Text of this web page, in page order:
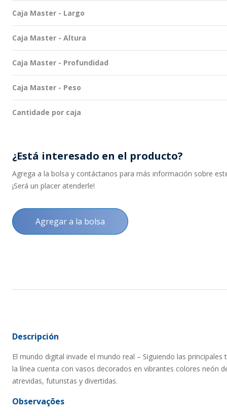
Caja Master - Largo
Caja Master - Altura
Caja Master - Profundidad
Caja Master - Peso
Cantidade por caja
¿Está interesado en el producto?
Agrega a la bolsa y contáctanos para más información sobre
¡Será un placer atenderle!
Agregar a la bolsa
Descripción
El mundo digital invade el mundo real – Siguiendo las
la línea cuenta con vasos decorados en vibrantes colores neón
atrevidas, futuristas y divertidas.
Observações